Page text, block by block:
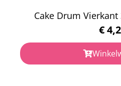
Cake Drum
€